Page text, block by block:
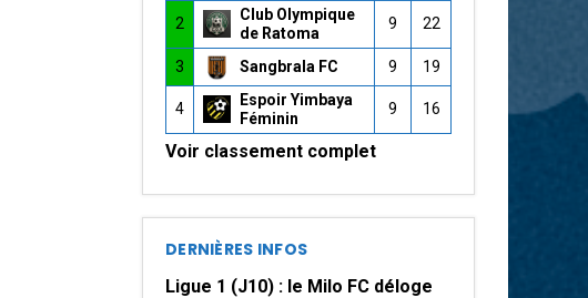
2
Club Olympique
de Ratoma
9 22
3 Sangbrala FC 9 19
4
Espoir Yimbaya
Féminin
9 16
Voir classement complet
DERNIÈRES INFOS
Ligue 1 (J10) : le Milo FC déloge